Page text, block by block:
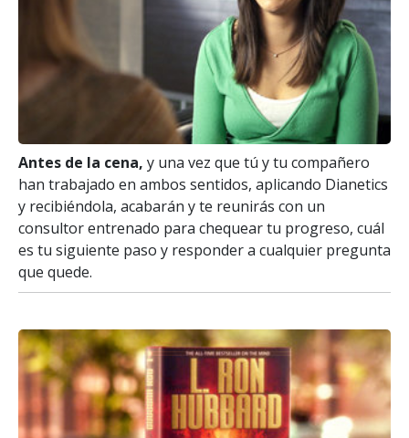
Antes de la cena, y una vez que tú y tu compañero
han trabajado en ambos sentidos, aplicando Dianetics
y recibiéndola, acabarán y te reunirás con un
consultor entrenado para chequear tu progreso, cuál
es tu siguiente paso y responder a cualquier pregunta
que quede.